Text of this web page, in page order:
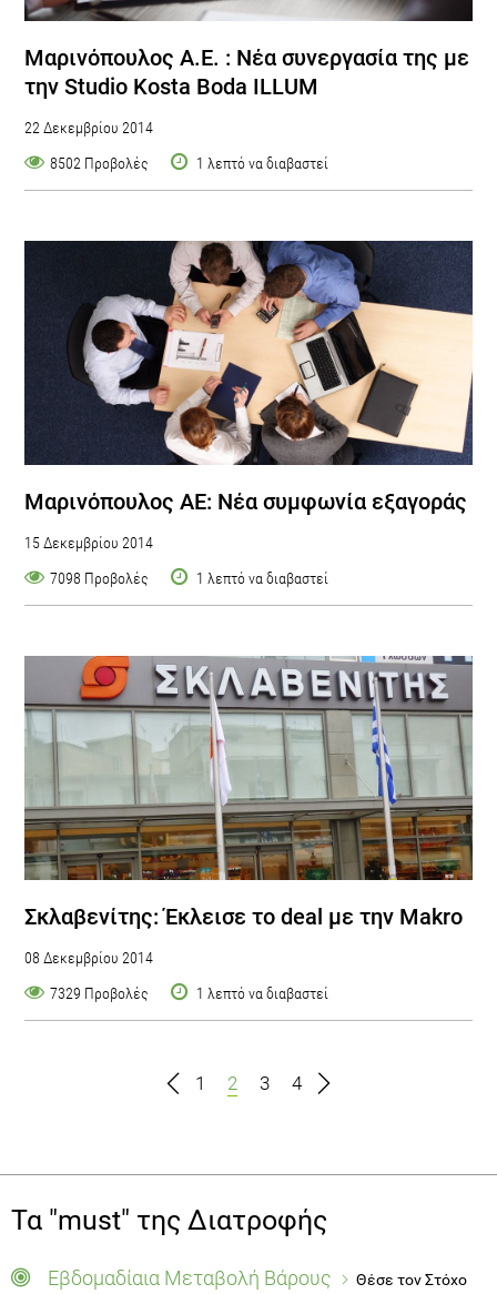
Μαρινόπουλος Α.Ε. : Νέα συνεργασία της με
την Studio Kosta Boda ILLUM
22 Δεκεμβρίου 2014
8502 Προβολές
1 λεπτό να διαβαστεί
Μαρινόπουλος ΑΕ: Νέα συμφωνία εξαγοράς
15 Δεκεμβρίου 2014
7098 Προβολές
1 λεπτό να διαβαστεί
Σκλαβενίτης: Έκλεισε το deal με την Makro
08 Δεκεμβρίου 2014
7329 Προβολές
1 λεπτό να διαβαστεί
1 2 3 4
Τα "must" της Διατροφής
Εβδομαδίαια Μεταβολή Βάρους
Θέσε τον Στόχο